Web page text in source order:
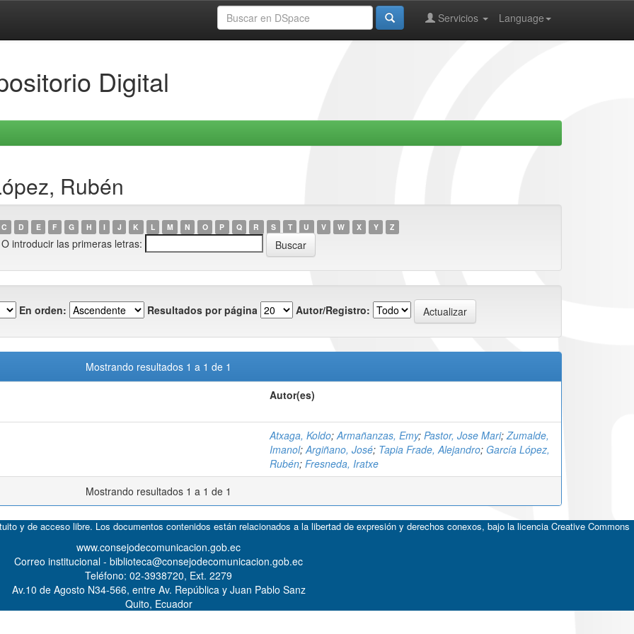
Language
Servicios
Digital
Rubén
C D E F G H I J K L M N O P Q R S T U V W X Y Z
O introducir las primeras letras:
En orden: Resultados por página Autor/Registro:
Mostrando resultados 1 a 1 de 1
Autor(es)
Atxaga, Koldo;Armañanzas, Emy; Pastor, Jose Mari;Zumalde,
Imanol;Argiñano, José; Tapia Frade, Alejandro; García López,
Rubén; Fresneda, Iratxe
Mostrando resultados 1 a 1 de 1
y de acceso libre. Los documentos contenidos están relacionados a la libertad de expresión y derechos conexos, bajo la licencia Creative Commons
www.consejodecomunicacion.gob.ec
Correo institucional - biblioteca@consejodecomunicacion.gob.ec
Teléfono: 02-3938720, Ext. 2279
Av.10 de Agosto N34-566, entre Av. República y Juan Pablo Sanz
Quito, Ecuador